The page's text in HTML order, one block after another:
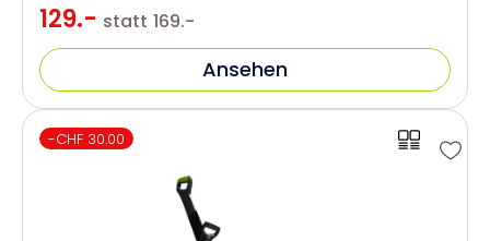
129.- statt 169.-
Ansehen
-CHF 30.00